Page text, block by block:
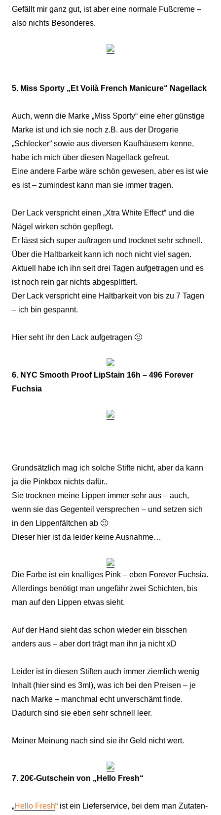
Gefällt mir ganz gut, ist aber eine normale Fußcreme –
also nichts Besonderes.
5. Miss Sporty „Et Voilà French Manicure“ Nagellack
Auch, wenn die Marke „Miss Sporty“ eine eher günstige
Marke ist und ich sie noch z.B. aus der Drogerie
„Schlecker“ sowie aus diversen Kaufhäusern kenne,
habe ich mich über diesen Nagellack gefreut.
Eine andere Farbe wäre schön gewesen, aber es ist wie
es ist – zumindest kann man sie immer tragen.
Der Lack verspricht einen „Xtra White Effect“ und die
Nägel wirken schön gepflegt.
Er lässt sich super auftragen und trocknet sehr schnell.
Über die Haltbarkeit kann ich noch nicht viel sagen.
Aktuell habe ich ihn seit drei Tagen aufgetragen und es
ist noch rein gar nichts abgesplittert.
Der Lack verspricht eine Haltbarkeit von bis zu 7 Tagen
– ich bin gespannt.
Hier seht ihr den Lack aufgetragen 🙂
6. NYC Smooth Proof LipStain 16h – 496 Forever
Fuchsia
Grundsätzlich mag ich solche Stifte nicht, aber da kann
ja die Pinkbox nichts dafür..
Sie trocknen meine Lippen immer sehr aus – auch,
wenn sie das Gegenteil versprechen – und setzen sich
in den Lippenfältchen ab 🙁
Dieser hier ist da leider keine Ausnahme…
Die Farbe ist ein knalliges Pink – eben Forever Fuchsia.
Allerdings benötigt man ungefähr zwei Schichten, bis
man auf den Lippen etwas sieht.
Auf der Hand sieht das schon wieder ein bisschen
anders aus – aber dort trägt man ihn ja nicht xD
Leider ist in diesen Stiften auch immer ziemlich wenig
Inhalt (hier sind es 3ml), was ich bei den Preisen – je
nach Marke – manchmal echt unverschämt finde.
Dadurch sind sie eben sehr schnell leer.
Meiner Meinung nach sind sie ihr Geld nicht wert.
7. 20€-Gutschein von „Hello Fresh“
„Hello Fresh“ ist ein Lieferservice, bei dem man Zutaten-